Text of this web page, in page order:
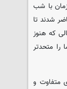
با شب
شدند تا
که هنوز
را متحدتر
متفاوت و